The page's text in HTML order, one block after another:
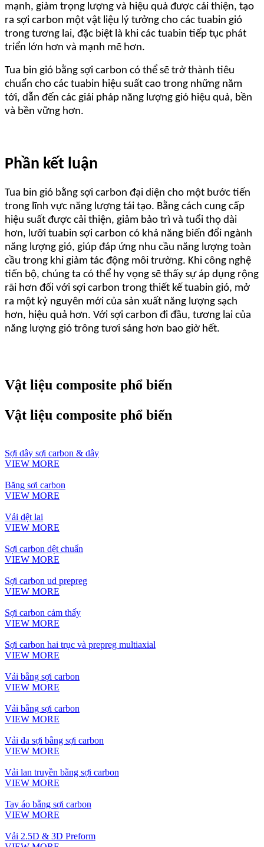
mạnh, giảm trọng lượng và hiệu quả được cải thiện, tạo
ra sợi carbon một vật liệu lý tưởng cho các tuabin gió
trong tương lai, đặc biệt là khi các tuabin tiếp tục phát
triển lớn hơn và mạnh mẽ hơn.
Tua bin gió bằng sợi carbon có thể sẽ trở thành tiêu
chuẩn cho các tuabin hiệu suất cao trong những năm
tới, dẫn đến các giải pháp năng lượng gió hiệu quả, bền
và bền vững hơn.
Phần kết luận
Tua bin gió bằng sợi carbon đại diện cho một bước tiến
trong lĩnh vực năng lượng tái tạo. Bằng cách cung cấp
hiệu suất được cải thiện, giảm bảo trì và tuổi thọ dài
hơn, lưỡi tuabin sợi carbon có khả năng biến đổi ngành
năng lượng gió, giúp đáp ứng nhu cầu năng lượng toàn
cầu trong khi giảm tác động môi trường. Khi công nghệ
tiến bộ, chúng ta có thể hy vọng sẽ thấy sự áp dụng rộng
rãi hơn đối với sợi carbon trong thiết kế tuabin gió, mở
ra một kỷ nguyên mới của sản xuất năng lượng sạch
hơn, hiệu quả hơn. Với sợi carbon đi đầu, tương lai của
năng lượng gió trông tươi sáng hơn bao giờ hết.
Vật liệu composite phổ biến
Vật liệu composite phổ biến
Sợi dây sợi carbon & dây
VIEW MORE
Băng sợi carbon
VIEW MORE
Vải dệt lai
VIEW MORE
Sợi carbon dệt chuẩn
VIEW MORE
Sợi carbon ud prepreg
VIEW MORE
Sợi carbon cảm thấy
VIEW MORE
Sợi carbon hai trục và prepreg multiaxial
VIEW MORE
Vải bằng sợi carbon
VIEW MORE
Vải bằng sợi carbon
VIEW MORE
Vải đa sợi bằng sợi carbon
VIEW MORE
Vải lan truyền bằng sợi carbon
VIEW MORE
Tay áo bằng sợi carbon
VIEW MORE
Vải 2.5D & 3D Preform